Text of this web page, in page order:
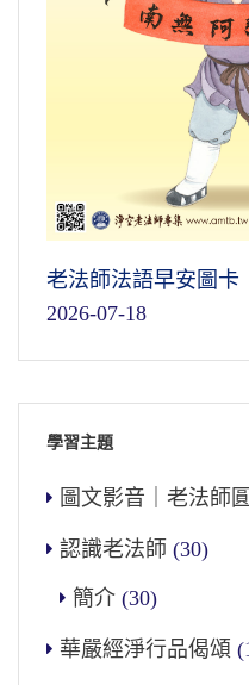
老法師法語早安圖卡
2026-07-18
學習主題
圖文影音｜老法師
認識老法師 (30)
簡介 (30)
華嚴經淨行品偈頌